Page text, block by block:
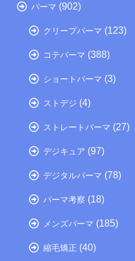
パーマ (902)
クリープパーマ (123)
コテパーマ (388)
ショートパーマ (3)
ストデジ (4)
ストレートパーマ (27)
デジキュア (97)
デジタルパーマ (78)
パーマ考察 (18)
メンズパーマ (185)
縮毛矯正 (40)